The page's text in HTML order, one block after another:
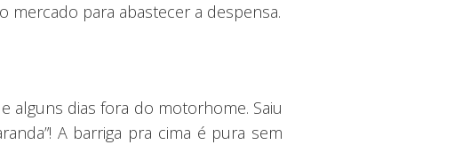
mercado para abastecer a despensa.
alguns dias fora do motorhome. Saiu
A barriga pra cima é pura sem